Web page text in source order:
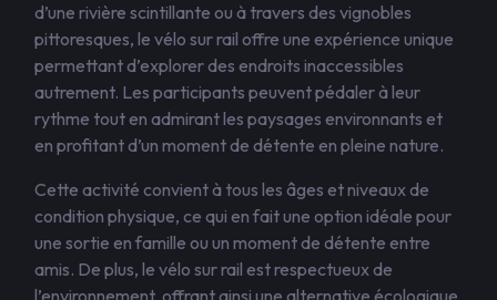
d’une rivière scintillante ou à travers des vignobles
pittoresques, le vélo sur rail offre une expérience unique
permettant d’explorer des endroits inaccessibles
autrement. Les participants peuvent pédaler à leur
rythme tout en admirant les paysages environnants et
en profitant d’un moment de détente en pleine nature.
Cette activité convient à tous les âges et niveaux de
condition physique, ce qui en fait une option idéale pour
une sortie en famille ou un moment de détente entre
amis. De plus, le vélo sur rail est respectueux de
l’environnement, offrant ainsi une alternative écologique